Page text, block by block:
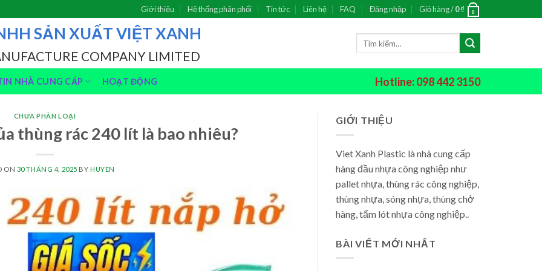
Giới thiệu Hệ thống phân phối Tin tức Liên hệ FAQ Đăng nhập Giỏ hàng /0₫ 0
SẢN XUẤT VIỆT XANH
COMPANY LIMITED
NHÀ CUNG CẤP HOẠT ĐỘNG Hotline: 098 442 3150
CHƯA PHÂN LOẠI
thùng rác 240 lít là bao nhiêu?
ON 30 THÁNG 4, 2025 BY HUYEN
GIỚI THIỆU
Viet Xanh Plastic là nhà cung cấp
hàng đầu nhựa công nghiệp như
pallet nhựa, thùng rác công nghiệp,
thùng nhựa, sóng nhựa, thùng chở
hàng, tấm lót nhựa công nghiệp..
BÀI VIẾT MỚI NHẤT